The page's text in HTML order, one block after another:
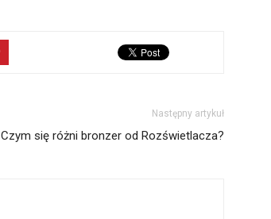
Następny artykuł
Czym się różni bronzer od Rozświetlacza?